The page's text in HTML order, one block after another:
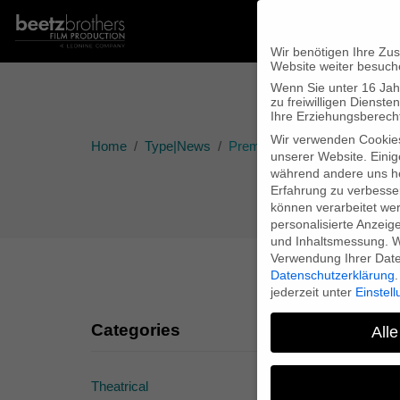
Home Type|News Premiere Tintoretto in
Categories
Theatrical
Wir benötigen Ihre
Website weiter
Wenn Sie unter 16
zu freiwilligen
Ihre
Wir verwenden
unserer Website.
während andere uns
Erfahrung zu
können verarbeitet
personalisierte
und Inhaltsmessung.
Verwendung Ihrer
Datenschutzerklärung
jederzeit unter